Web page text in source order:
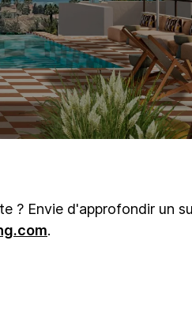
? Envie d'approfondir un
.